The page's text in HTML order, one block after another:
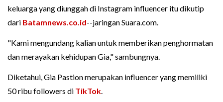
keluarga yang diunggah di Instagram influencer itu dikutip
dari Batamnews.co.id--jaringan Suara.com.
"Kami mengundang kalian untuk memberikan penghormatan
dan merayakan kehidupan Gia," sambungnya.
Diketahui, Gia Pastion merupakan influencer yang memiliki
50 ribu followers di TikTok.